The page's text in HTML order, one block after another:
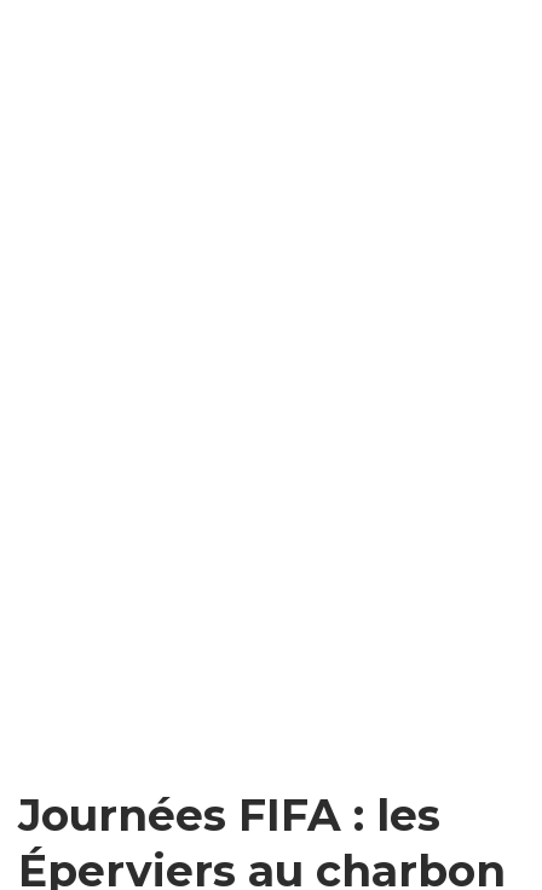
Journées FIFA : les
Éperviers au charbon